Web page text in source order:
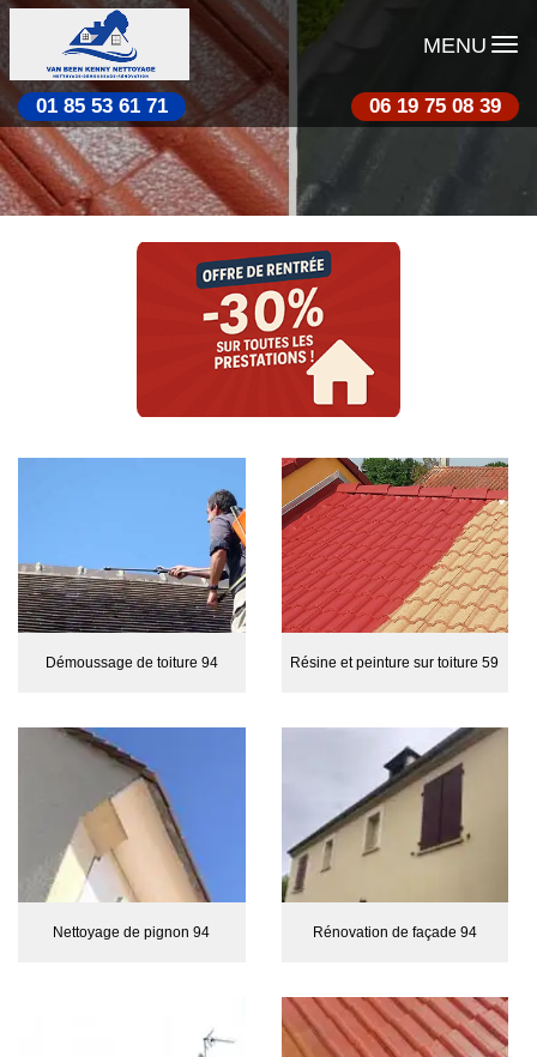
MENU
01 85 53 61 71 06 19 75 08 39
Démoussage de toiture 94 Résine et peinture sur toiture 59
Nettoyage de pignon 94 Rénovation de façade 94